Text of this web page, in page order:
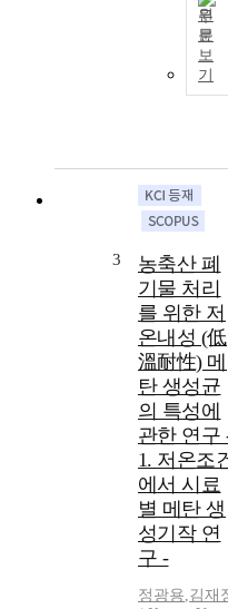
원
문
보
기
3
농축산 폐
기물 처리
를 위한 저
온내성 (低
溫耐性) 메
탄 생성균
의 특성에
관한 연구
1. 저온조
에서 시료
별 메탄 생
성기작 연
구 -
정광용,김재